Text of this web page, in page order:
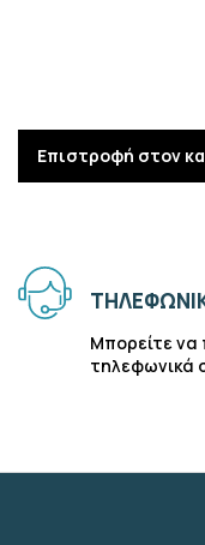
Επιστροφή στον
Μπορείτε να
τηλεφωνικά